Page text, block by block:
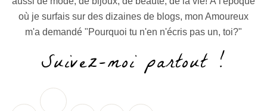
où je surfais sur des dizaines de blogs, mon Amoureux
m'a demandé "Pourquoi tu n'en n'écris pas un, toi?"
Suivez-moi partout !